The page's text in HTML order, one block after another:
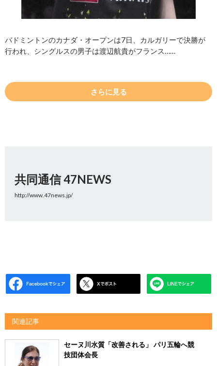
バドミントンのカナダ・オープンは7日、カルガリーで決勝が
行われ、シングルスの男子は渡辺航貴がフランス……
さらに見る
共同通信 47NEWS
http://www.47news.jp/
関連記事
セーヌ川水質「改善される」 パリ五輪へ競
技団体会長